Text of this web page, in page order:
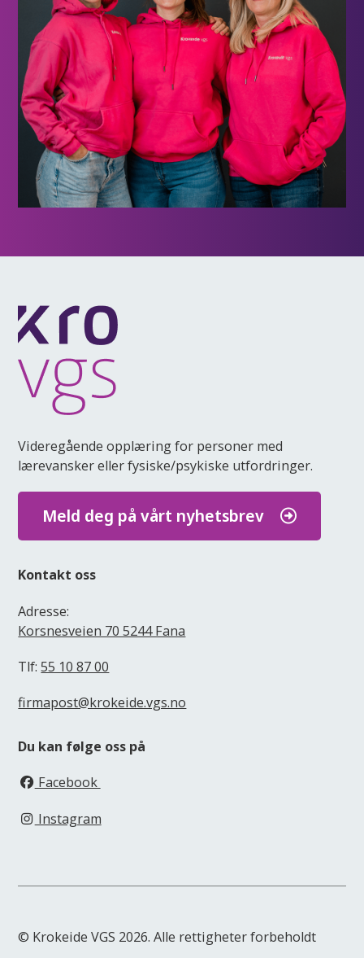
Videregående opplæring for personer med
lærevansker eller fysiske/psykiske utfordringer.
Meld deg på vårt nyhetsbrev
Kontakt oss
Adresse:
Korsnesveien 70 5244 Fana
Tlf:55 10 87 00
firmapost@krokeide.vgs.no
Du kan følge oss på
Facebook
Instagram
© Krokeide VGS 2026. Alle rettigheter forbeholdt